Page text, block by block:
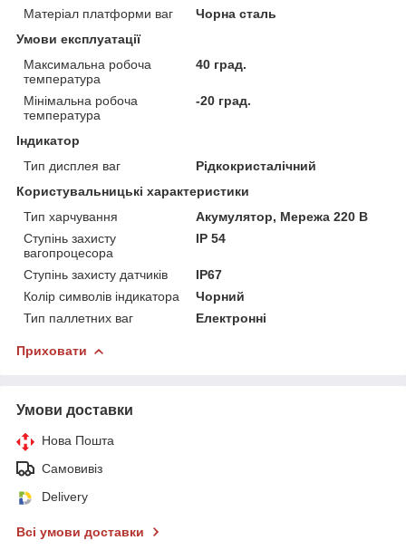
Матеріал платформи ваг
Чорна сталь
Умови експлуатації
Максимальна робоча
температура
40 град.
Мінімальна робоча
температура
-20 град.
Індикатор
Тип дисплея ваг
Рідкокристалічний
Користувальницькі характеристики
Тип харчування
Акумулятор, Мережа 220 В
Ступінь захисту
вагопроцесора
IP 54
Ступінь захисту датчиків
IP67
Колір символів індикатора
Чорний
Тип паллетних ваг
Електронні
Приховати
Умови доставки
Нова Пошта
Самовивіз
Delivery
Всі умови доставки